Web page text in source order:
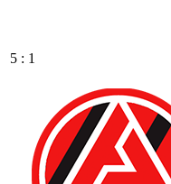
5 : 1